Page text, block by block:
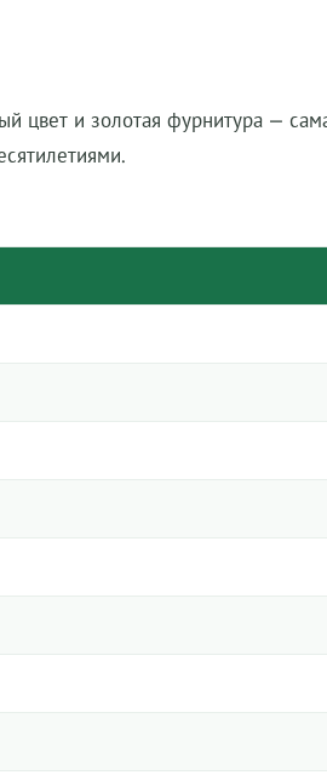
цвет и золотая фурнитура —